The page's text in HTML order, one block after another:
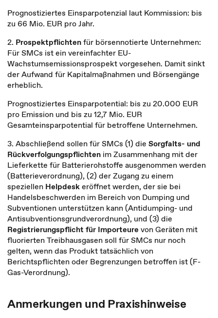
Prognostiziertes Einsparpotenzial laut Kommission: bis
zu 66 Mio. EUR pro Jahr.
2. Prospektpflichtenfür börsennotierte Unternehmen:
Für SMCs ist ein vereinfachter EU-
Wachstumsemissionsprospekt vorgesehen. Damit sinkt
der Aufwand für Kapitalmaßnahmen und Börsengänge
erheblich.
Prognostiziertes Einsparpotential: bis zu 20.000 EUR
pro Emission und bis zu 12,7 Mio. EUR
Gesamteinsparpotential für betroffene Unternehmen.
3. Abschließend sollen für SMCs (1) die Sorgfalts- und
Rückverfolgungspflichten im Zusammenhang mit der
Lieferkette für Batterierohstoffe ausgenommen werden
(Batterieverordnung), (2) der Zugang zu einem
speziellen Helpdeskeröffnet werden, der sie bei
Handelsbeschwerden im Bereich von Dumping und
Subventionen unterstützen kann (Antidumping- und
Antisubventionsgrundverordnung), und (3) die
Registrierungspflicht für Importeure von Geräten mit
fluorierten Treibhausgasen soll für SMCs nur noch
gelten, wenn das Produkt tatsächlich von
Berichtspflichten oder Begrenzungen betroffen ist (F-
Gas-Verordnung).
Anmerkungen und Praxishinweise